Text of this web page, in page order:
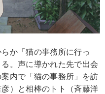
か「猫の事務所に行っ
。声に導かれた先で出会
内で「猫の事務所」を訪
）と相棒のトト（斉藤洋